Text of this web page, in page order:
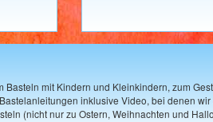
mit Kindern und Kleinkindern, zum
inklusive Video, bei denen
(nicht nur zu Ostern, Weihnachten und